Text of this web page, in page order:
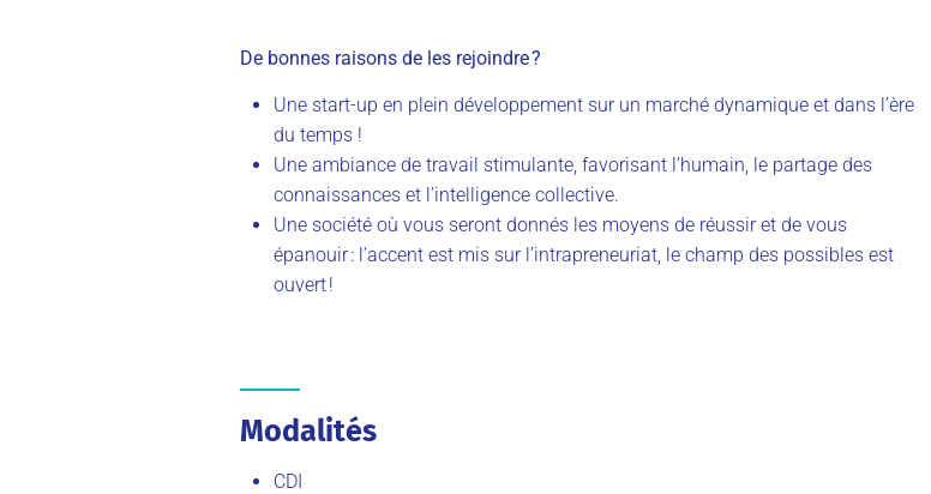
De bonnes raisons de les rejoindre ?
Une start-up en plein développement sur un marché dynamique et dans l’ère
du temps !
Une ambiance de travail stimulante, favorisant l’humain, le partage des
connaissances et l’intelligence collective.
Une société où vous seront donnés les moyens de réussir et de vous
épanouir : l’accent est mis sur l’intrapreneuriat, le champ des possibles est
ouvert !
Modalités
CDI